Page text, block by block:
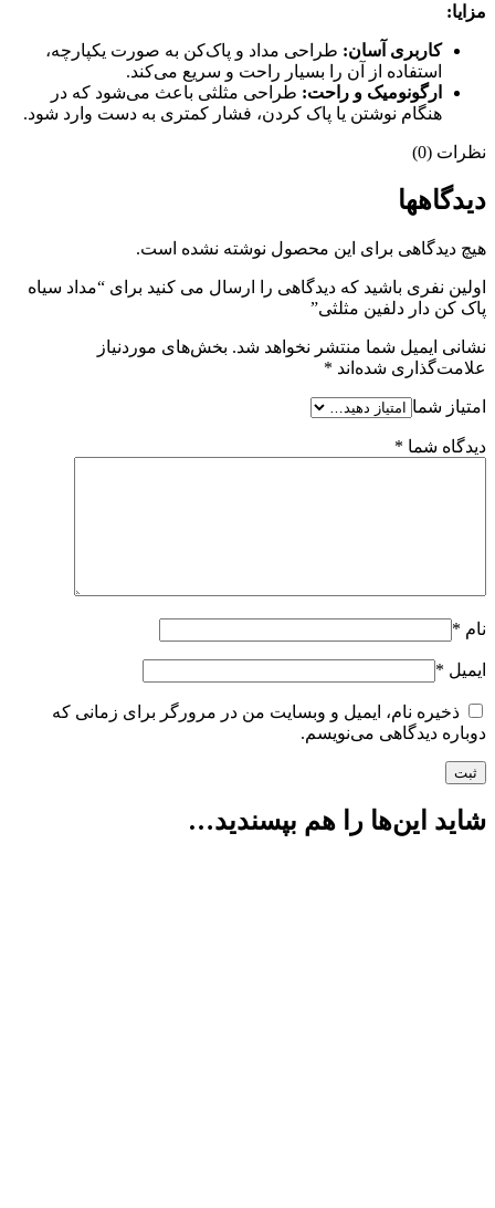
مزایا:
کاربری آسان: طراحی مداد و پاک‌کن به صورت یکپارچه،
استفاده از آن را بسیار راحت و سریع می‌کند.
ارگونومیک و راحت: طراحی مثلثی باعث می‌شود که در
هنگام نوشتن یا پاک کردن، فشار کمتری به دست وارد شود.
نظرات (0)
دیدگاهها
هیچ دیدگاهی برای این محصول نوشته نشده است.
اولین نفری باشید که دیدگاهی را ارسال می کنید برای “مداد سیاه
پاک کن دار دلفین مثلثی”
نشانی ایمیل شما منتشر نخواهد شد. بخش‌های موردنیاز
علامت‌گذاری شده‌اند *
امتیاز شما
دیدگاه شما *
نام *
ایمیل *
ذخیره نام، ایمیل و وبسایت من در مرورگر برای زمانی که
دوباره دیدگاهی می‌نویسم.
شاید این‌ها را هم بپسندید…